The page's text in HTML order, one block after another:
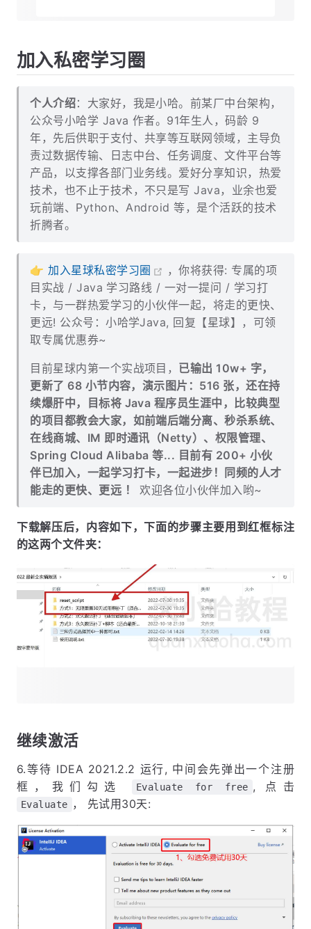
加入私密学习圈
个人介绍：大家好，我是小哈。前某厂中台架构，
公众号小哈学 Java 作者。91年生人，码龄 9
年，先后供职于支付、共享等互联网领域，主导负
责过数据传输、日志中台、任务调度、文件平台等
产品，以支撑各部门业务线。爱好分享知识，热爱
技术，也不止于技术，不只是写 Java，业余也爱
玩前端、Python、Android 等，是个活跃的技术
折腾者。
👉加入星球私密学习圈 ，你将获得: 专属的项
目实战 / Java 学习路线 / 一对一提问 / 学习打
卡 ，与一群热爱学习的小伙伴一起，将走的更快、
更远! 公众号：小哈学Java, 回复【星球】，可领
取专属优惠券~
目前星球内第一个实战项目， 已输出 10w+ 字，
更新了 68 小节内容，演示图片：516 张，还在持
续爆肝中，目标将 Java 程序员生涯中，比较典型
的项目都教会大家，如前端后端分离、秒杀系统、
在线商城、IM 即时通讯（Netty）、权限管理、
Spring Cloud Alibaba 等... 目前有 200+ 小伙
伴已加入，一起学习打卡，一起进步！同频的人才
能走的更快、更远 ！
欢迎各位小伙伴加入哟~
下载解压后，内容如下，下面的步骤主要用到红框标注
的这两个文件夹：
继续激活
6.等待 IDEA 2021.2.2 运行, 中间会先弹出一个注册
框，我们勾选
Evaluate for free , 点击
Evaluate ， 先试用30天: